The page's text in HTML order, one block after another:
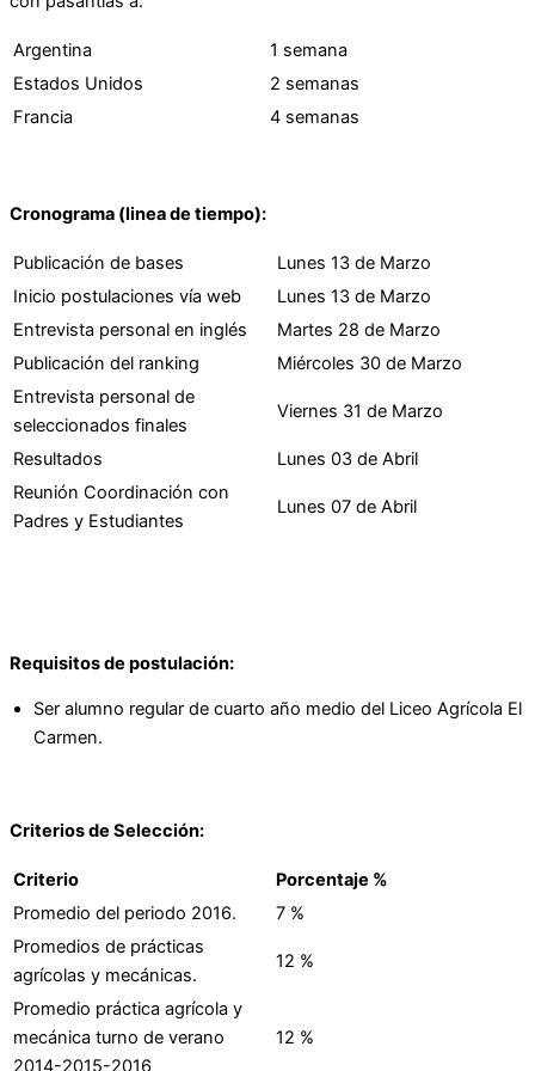
Argentina
1 semana
Estados Unidos
2 semanas
Francia
4 semanas
Cronograma (linea de tiempo):
Publicación de bases
Lunes 13 de Marzo
Inicio postulaciones vía web
Lunes 13 de Marzo
Entrevista personal en inglés
Martes 28 de Marzo
Publicación del ranking
Miércoles 30 de Marzo
Entrevista personal de
seleccionados finales
Viernes 31 de Marzo
Resultados
Lunes 03 de Abril
Reunión Coordinación con
Padres y Estudiantes
Lunes 07 de Abril
Requisitos de postulación:
Ser alumno regular de cuarto año medio del Liceo Agrícola El
Carmen.
Criterios de Selección:
Criterio
Porcentaje %
Promedio del periodo 2016.
7 %
Promedios de prácticas
agrícolas y mecánicas.
12 %
Promedio práctica agrícola y
mecánica turno de verano
2014-2015-2016
12 %